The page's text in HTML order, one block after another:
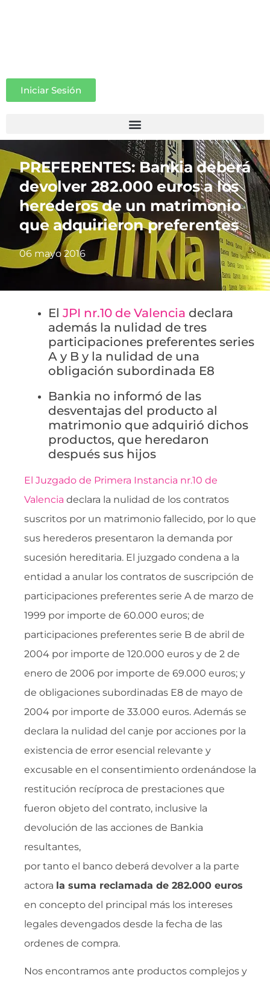
Iniciar Sesión
PREFERENTES: Bankia deberá
devolver 282.000 euros a los
herederos de un matrimonio
que adquirieron preferentes
06 mayo 2016
El JPI nr.10 de Valencia declara
además la nulidad de tres
participaciones preferentes series
A y B y la nulidad de una
obligación subordinada E8
Bankia no informó de las
desventajas del producto al
matrimonio que adquirió dichos
productos, que heredaron
después sus hijos
El Juzgado de Primera Instancia nr.10 de
Valencia declara la nulidad de los contratos
suscritos por un matrimonio fallecido, por lo que
sus herederos presentaron la demanda por
sucesión hereditaria. El juzgado condena a la
entidad a anular los contratos de suscripción de
participaciones preferentes serie A de marzo de
1999 por importe de 60.000 euros; de
participaciones preferentes serie B de abril de
2004 por importe de 120.000 euros y de 2 de
enero de 2006 por importe de 69.000 euros; y
de obligaciones subordinadas E8 de mayo de
2004 por importe de 33.000 euros. Además se
declara la nulidad del canje por acciones por la
existencia de error esencial relevante y
excusable en el consentimiento ordenándose la
restitución recíproca de prestaciones que
fueron objeto del contrato, inclusive la
devolución de las acciones de Bankia
resultantes,
por tanto el banco deberá devolver a la parte
actora la suma reclamada de 282.000 euros
en concepto del principal más los intereses
legales devengados desde la fecha de las
ordenes de compra.
Nos encontramos ante productos complejos y